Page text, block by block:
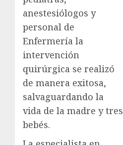
anestesiólogos y
personal de
Enfermería la
intervención
quirúrgica se realizó
de manera exitosa,
salvaguardando la
vida de la madre y tres
bebés.